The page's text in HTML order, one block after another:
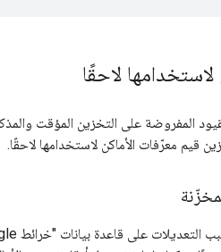
لاحقًا
المفروضة على التخزين المؤقت